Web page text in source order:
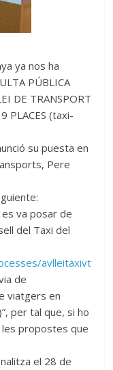
ya nos ha
PÚBLICA
DE TRANSPORT
PLACES (taxi-
su puesta en
Pere
va posar de
del Taxi del
avlleitaxivt
de
viatgers en
per tal que, si ho
propostes que
el 28 de